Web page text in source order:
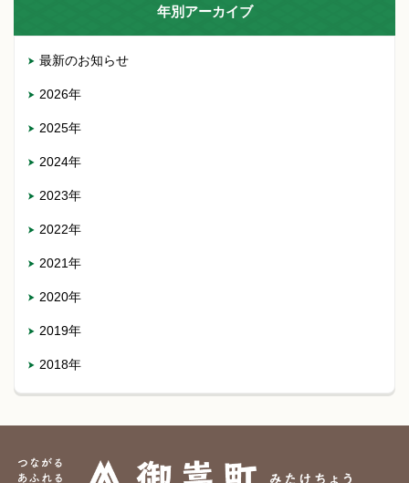
年別アーカイブ
最新のお知らせ
2026年
2025年
2024年
2023年
2022年
2021年
2020年
2019年
2018年